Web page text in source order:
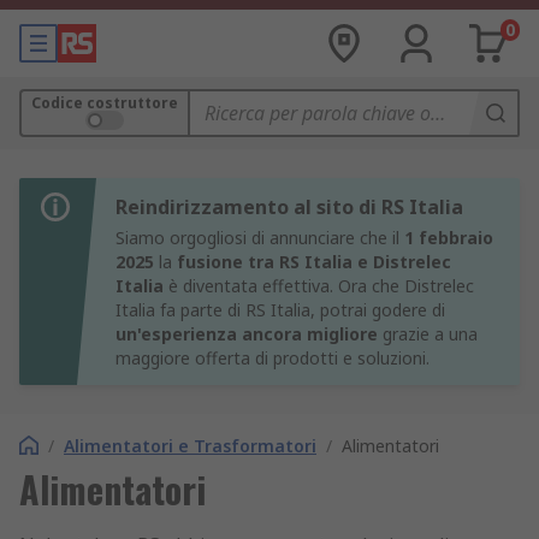
0
Codice costruttore
Reindirizzamento al sito di RS Italia
Siamo orgogliosi di annunciare che il 1 febbraio
2025 la fusione tra RS Italia e Distrelec
Italia è diventata effettiva. Ora che Distrelec
Italia fa parte di RS Italia, potrai godere di
un'esperienza ancora migliore grazie a una
maggiore offerta di prodotti e soluzioni.
/ Alimentatori e Trasformatori / Alimentatori
Alimentatori